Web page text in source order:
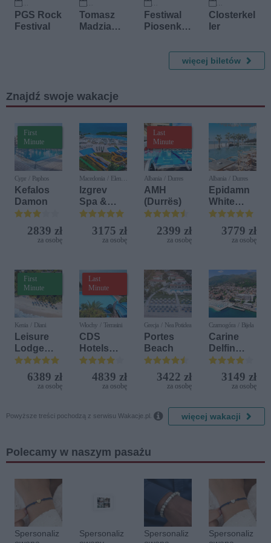
26 września 2026
PGS Rock
Festival
4 października 2026
Tomasz
Madzia
9 października 2026
Festiwal
Piosenki
10 października 2026
Closterkel
ler
więcej biletów
Znajdź swoje wakacje
First
Minute
Cypr / Paphos
Kefalos
Damon
2839 zł
za osobę
Macedonia / Elen
Kamen
Izgrev
Spa &
Aquapark
3175 zł
za osobę
Last
Minute
Albania / Durres
AMH
(Durrës)
2399 zł
za osobę
Albania / Durres
Epidamn
White
Sensation
3779 zł
za osobę
First
Minute
Kenia / Diani
Leisure
Lodge
Beach &
Golf
Resort by
6389 zł
za osobę
Last
Minute
Włochy / Terrasini
CDS
Hotels
Terrasini
(ex. Citta
del Mare)
4839 zł
za osobę
Grecja / Nea Potidea
Portes
Beach
3422 zł
za osobę
Czarnogóra / Bijela
Carine
Delfin
Bijela (ex.
Iberostar
Bijela
3149 zł
za osobę
Powyższe treści pochodzą z serwisu Wakacje.pl.  więcej wakacji
Polecamy w naszym pasażu
Spersonaliz
Spersonaliz
Spersonaliz
Spersonaliz